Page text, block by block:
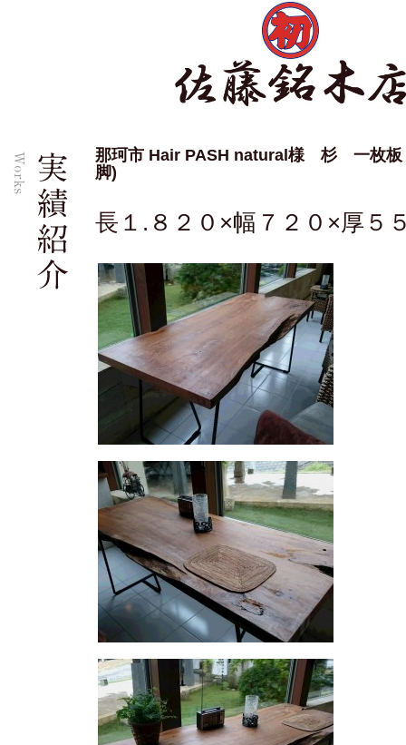
那珂市 Hair PASH natural様 杉 一枚
脚)
長１.８２０×幅７２０×厚５